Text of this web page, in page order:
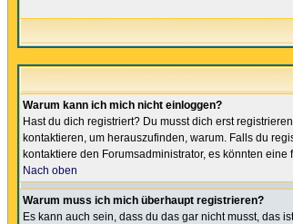
Warum kann ich mich nicht einloggen?
Hast du dich registriert? Du musst dich erst
kontaktieren, um herauszufinden, warum. Falls du
kontaktiere den Forumsadministrator, es könnten
Nach oben
Warum muss ich mich überhaupt registrieren?
Es kann auch sein, dass du das gar nicht musst, das